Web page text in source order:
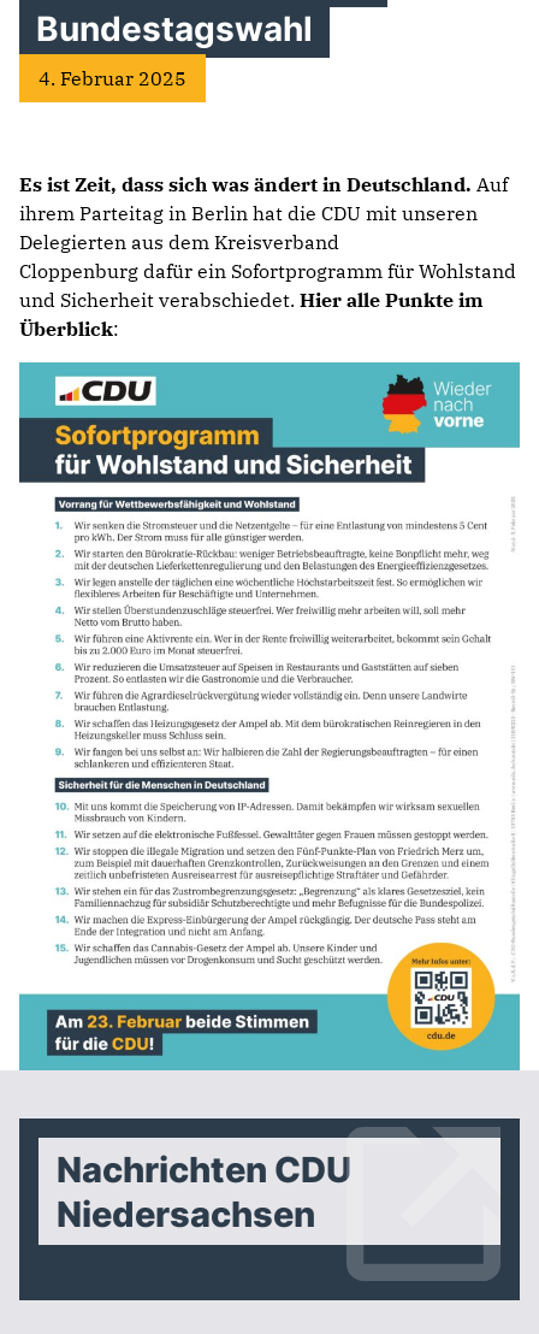
Bundestagswahl
4. Februar 2025
Es ist Zeit, dass sich was ändert in Deutschland. Auf
ihrem Parteitag in Berlin hat die CDU mit unseren
Delegierten aus dem Kreisverband
Cloppenburg dafür ein Sofortprogramm für Wohlstand
und Sicherheit verabschiedet. Hier alle Punkte im
Überblick:
Nachrichten CDU
Niedersachsen